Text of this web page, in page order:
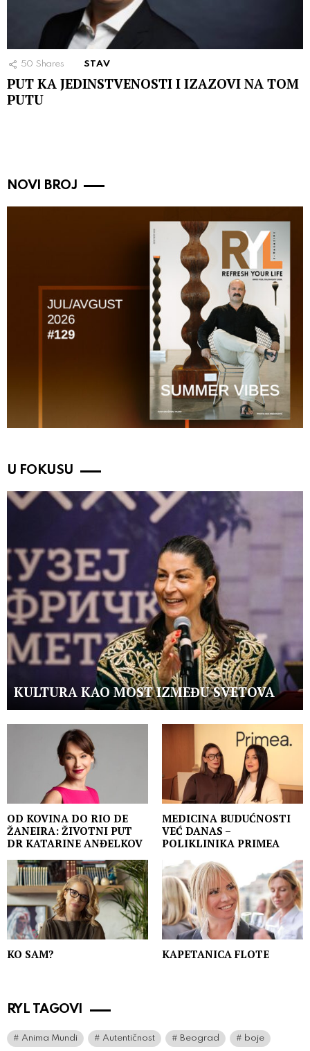
50 Shares STAV
PUT KA JEDINSTVENOSTI I IZAZOVI NA TOM
PUTU
NOVI BROJ
U FOKUSU
KULTURA KAO MOST IZMEĐU SVETOVA
OD KOVINA DO RIO DE
ŽANEIRA: ŽIVOTNI PUT
DR KATARINE ANĐELKOV
MEDICINA BUDUĆNOSTI
VEĆ DANAS –
POLIKLINIKA PRIMEA
KO SAM? KAPETANICA FLOTE
RYL TAGOVI
Anima Mundi Autentičnost Beograd boje